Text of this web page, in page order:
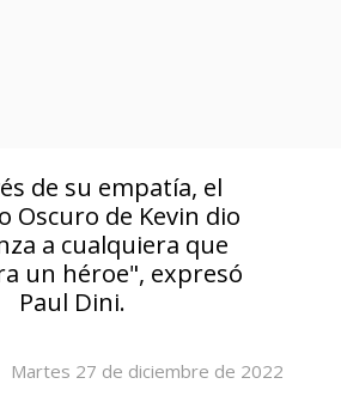
de su empatía, el
Oscuro de Kevin dio
a cualquiera que
un héroe", expresó
Paul Dini.
Martes 27 de diciembre de 2022